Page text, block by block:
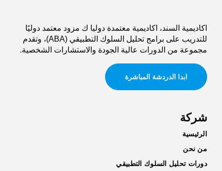
اكاديمية السند، اكاديمية معتمدة دوليا ك مزود معتمد دوليًا
للتدريب على برامج تحليل السلوك التطبيقي (ABA)، وتقدم
مجموعة من الدورات عالية الجودة والاستشارات الشخصية.
ابدا الدردشة المباشرة
شركة
الرئيسية
من نحن
دورات تحليل السلوك التطبيقي